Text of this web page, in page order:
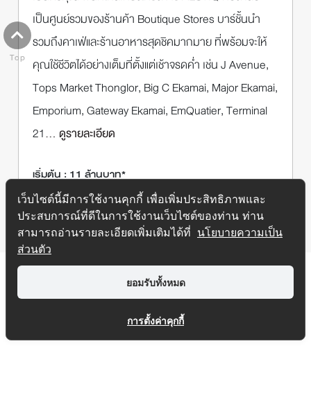
Top
เป็นศูนย์รวมของร้านค้า Boutique Stores บาร์ชั้นนำ
รวมถึงคาเฟ่และร้านอาหารสุดชิคมากมาย ที่พร้อมจะให้
คุณใช้ชีวิตได้อย่างเต็มที่ตั้งแต่เช้าจรดค่ำ เช่น J Avenue,
Tops Market Thonglor, Big C Ekamai, Major Ekamai,
Emporium, Gateway Ekamai, EmQuatier, Terminal
21... ดูรายละเอียด
เริ่มต้น : 11 ล้านบาท*
เว็บไซต์นี้มีการใช้งานคุกกี้ เพื่อเพิ่มประสิทธิภาพและ
ประสบการณ์ที่ดีในการใช้งานเว็บไซต์ของท่าน ท่าน
สามารถอ่านรายละเอียดเพิ่มเติมได้ที่ นโยบายความเป็น
ส่วนตัว
ยอมรับทั้งหมด
การตั้งค่าคุกกี้